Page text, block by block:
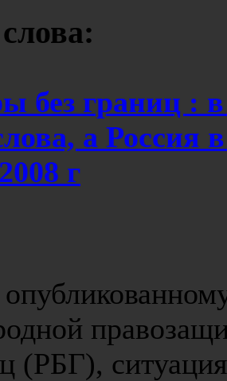
без границ :
а Россия
г
(РБГ),